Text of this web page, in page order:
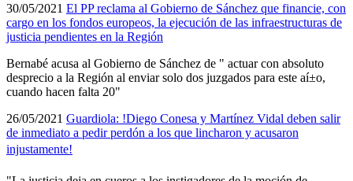
30/05/2021 El PP reclama al Gobierno de Sánchez que financie, con
cargo en los fondos europeos, la ejecución de las infraestructuras de
justicia pendientes en la Región
Bernabé acusa al Gobierno de Sánchez de " actuar con absoluto
desprecio a la Región al enviar solo dos juzgados para este aí±o,
cuando hacen falta 20"
26/05/2021 Guardiola: !Diego Conesa y Martí­nez Vidal deben salir
de inmediato a pedir perdón a los que lincharon y acusaron
injustamente!